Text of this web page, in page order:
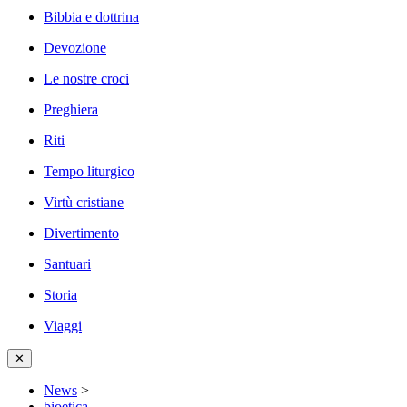
Bibbia e dottrina
Devozione
Le nostre croci
Preghiera
Riti
Tempo liturgico
Virtù cristiane
Divertimento
Santuari
Storia
Viaggi
✕
News >